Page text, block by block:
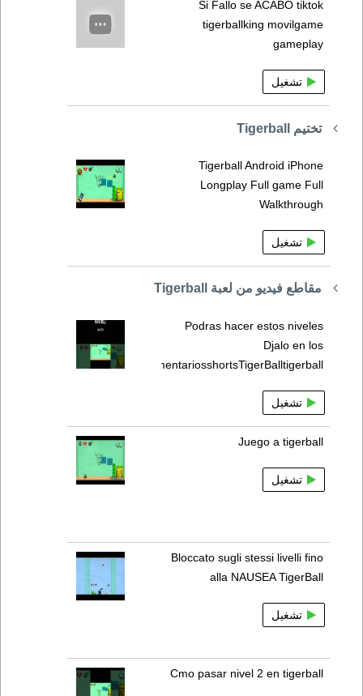
Si Fallo se ACABO tiktok
tigerballking movilgame
gameplay
تشغيل
تختيم Tigerball
Tigerball Android iPhone
Longplay Full game Full
Walkthrough
تشغيل
مقاطع فيديو من لعبة Tigerball
Podras hacer estos niveles
Djalo en los
comentariosshortsTigerBalltigerball
تشغيل
Juego a tigerball
تشغيل
Bloccato sugli stessi livelli fino
alla NAUSEA TigerBall
تشغيل
Cmo pasar nivel 2 en tigerball